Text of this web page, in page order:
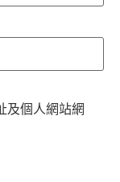
及個人網站網